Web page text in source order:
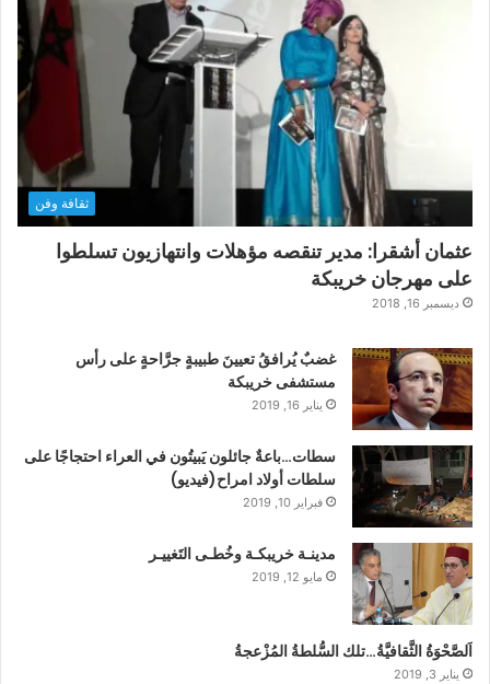
ثقافة وفن
عثمان أشقرا: مدير تنقصه مؤهلات وانتهازيون تسلطوا
على مهرجان خريبكة
ديسمبر 16, 2018
غضبٌ يُرافقُ تعيينَ طبيبةٍ جرَّاحةٍ على رأس
مستشفى خريبكة
يناير 16, 2019
سطات…باعةٌ جائلون يَبيتُون في العراء احتجاجًا على
سلطات أولاد امراح(فيديو)
فبراير 10, 2019
مدينـة خريبكـة وخُطـى التَغييـر
مايو 12, 2019
اَلصَّحْوَةُ الثَّقافيَّةُ…تلك السُّلطةُ المُزْعجةُ
يناير 3, 2019